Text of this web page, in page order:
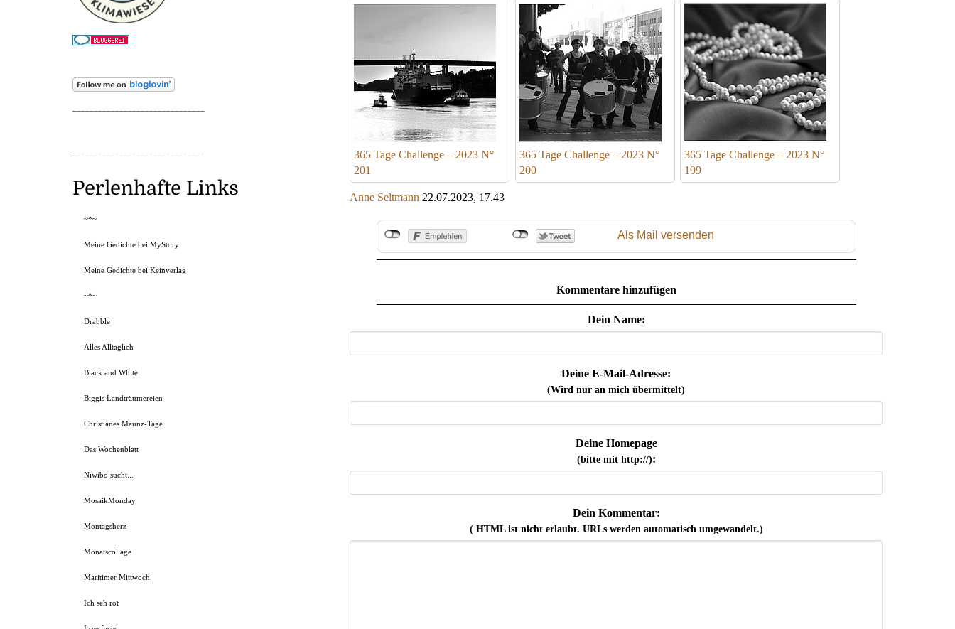
365 Tage Challenge – 2023 N°
201
365 Tage Challenge – 2023 N°
200
365 Tage Challenge – 2023 N°
199
Anne Seltmann 22.07.2023, 17.43
Als Mail versenden
Kommentare hinzufügen
Dein Name:
Deine E-Mail-Adresse:
(Wird nur an mich übermittelt)
Deine Homepage
(bitte mit http://):
Dein Kommentar:
( HTML ist nichterlaubt. URLs werden automatisch umgewandelt.)
Perlenhafte Links
~*~
Meine Gedichte bei MyStory
Meine Gedichte bei Keinverlag
~*~
Drabble
Alles Alltäglich
Black and White
Biggis Landträumereien
Christianes Maunz-Tage
Das Wochenblatt
Niwibo sucht...
MosaikMonday
Montagsherz
Monatscollage
Maritimer Mittwoch
Ich seh rot